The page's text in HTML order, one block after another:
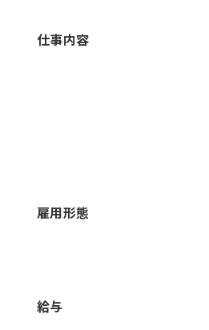
仕事内容
雇用形態
給与